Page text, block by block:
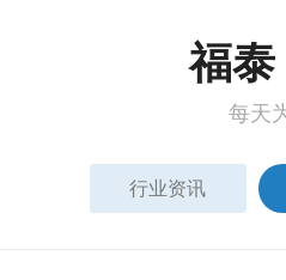
福泰
每天
行业资讯